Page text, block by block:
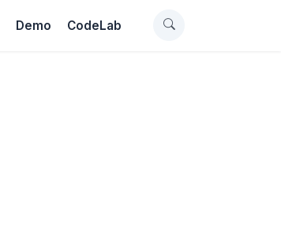
Demo CodeLab